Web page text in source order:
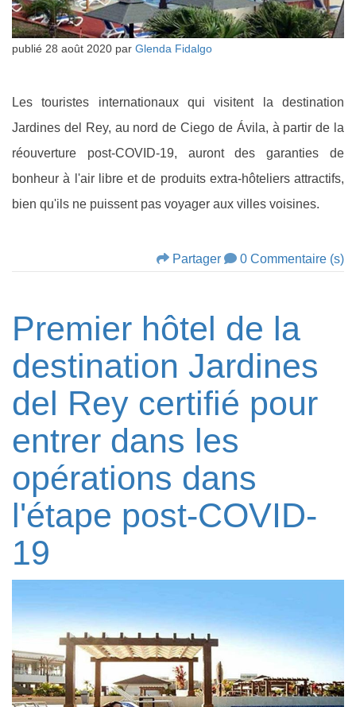
publié 28 août 2020 par Glenda Fidalgo
Les touristes internationaux qui visitent la destination
Jardines del Rey, au nord de Ciego de Ávila, à partir de la
réouverture post-COVID-19, auront des garanties de
bonheur à l'air libre et de produits extra-hôteliers attractifs,
bien qu'ils ne puissent pas voyager aux villes voisines.
Partager 0 Commentaire (s)
Premier hôtel de la
destination Jardines
del Rey certifié pour
entrer dans les
opérations dans
l'étape post-COVID-
19